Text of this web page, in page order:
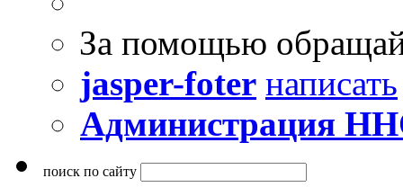
За помощью
jasper-foter написать
Администрация
поиск по сайту